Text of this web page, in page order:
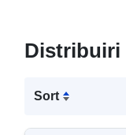
Distribuiri
Sort